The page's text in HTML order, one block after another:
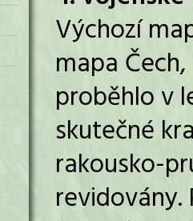
Výchozí
mapa
proběhlo v
skutečné
rakousko-